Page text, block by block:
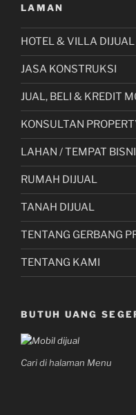
LAMAN
HOTEL & VILLA DIJUAL
JASA KONSTRUKSI
JUAL, BELI & KREDIT
KONSULTAN
LAHAN / TEMPAT
RUMAH DIJUAL
TANAH DIJUAL
TENTANG GERBANG
TENTANG KAMI
BUTUH UANG
Cari di halaman Menu